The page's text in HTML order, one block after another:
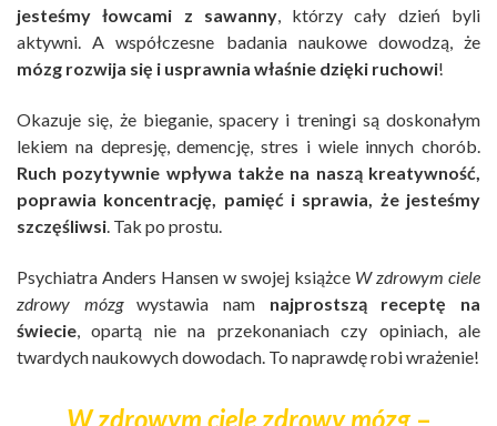
jesteśmy łowcami z sawanny, którzy cały dzień byli
aktywni. A współczesne badania naukowe dowodzą, że
mózg rozwija się i usprawnia właśnie dzięki ruchowi!
Okazuje się, że bieganie, spacery i treningi są doskonałym
lekiem na depresję, demencję, stres i wiele innych chorób.
Ruch pozytywnie wpływa także na naszą kreatywność,
poprawia koncentrację, pamięć i sprawia, że jesteśmy
szczęśliwsi. Tak po prostu.
Psychiatra Anders Hansen w swojej książce W zdrowym ciele
zdrowy mózgwystawia nam najprostszą receptę na
świecie, opartą nie na przekonaniach czy opiniach, ale
twardych naukowych dowodach. To naprawdę robi wrażenie!
W zdrowym ciele zdrowy mózg–